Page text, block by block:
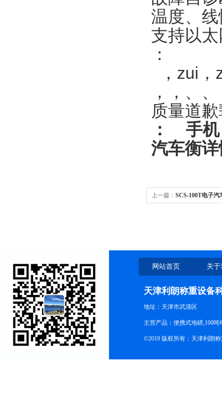
温度、
支持以
：
，zui
，，、
质量道
：
手
汽车衡
上一篇： SCS-100T电子汽
网站首页 关
天津利朗称重设备
地址：天津市武清区
主营产品：便携式地磅,100
©2019 版权所有：天津利朗